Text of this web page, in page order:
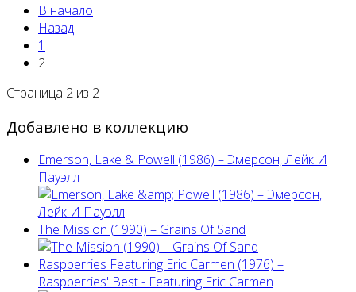
В начало
Назад
1
2
Страница 2 из 2
Добавлено в коллекцию
Emerson, Lake & Powell (1986) ‎– Эмерсон, Лейк И
Пауэлл
The Mission (1990) – Grains Of Sand
Raspberries Featuring Eric Carmen (1976) –
Raspberries' Best - Featuring Eric Carmen